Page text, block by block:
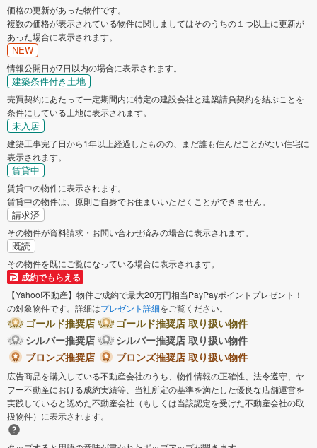
価格の更新があった物件です。
複数の価格が表示されている物件に関しましてはそのうちの１つ以上に更新が
あった場合に表示されます。
NEW
情報公開日が7日以内の場合に表示されます。
建築条件付き土地
売買契約にあたって一定期間内に特定の建設会社と建築請負契約を結ぶことを
条件にしている土地に表示されます。
未入居
建築工事完了日から1年以上経過したものの、まだ誰も住んだことがない住宅に
表示されます。
賃貸中
賃貸中の物件に表示されます。
賃貸中の物件は、原則ご自身でお住まいいただくことができません。
請求済
その物件が資料請求・お問い合わせ済みの場合に表示されます。
既読
その物件を既にご覧になっている場合に表示されます。
成約でもらえる
【Yahoo!不動産】物件ご成約で最大20万円相当PayPayポイントプレゼント！
の対象物件です。詳細はプレゼント詳細をご覧ください。
ゴールド推奨店
ゴールド推奨店 取り扱い物件
シルバー推奨店
シルバー推奨店 取り扱い物件
ブロンズ推奨店
ブロンズ推奨店 取り扱い物件
広告商品を購入している不動産会社のうち、物件情報の正確性、法令遵守、ヤ
フー不動産における成約実績等、当社所定の基準を満たした優良な店舗運営を
実践していると認めた不動産会社（もしくは当該認定を受けた不動産会社の取
扱物件）に表示されます。